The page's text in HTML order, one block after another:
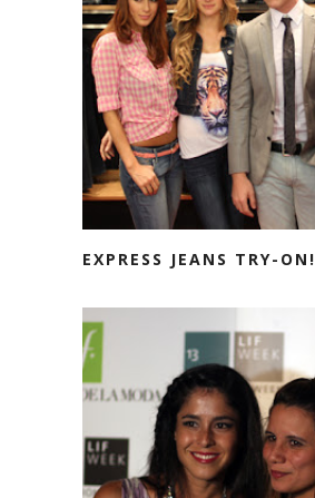
EXPRESS JEANS TRY-ON!